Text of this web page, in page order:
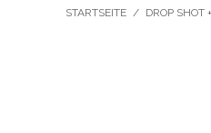
STARTSEITE / DROP SHOT